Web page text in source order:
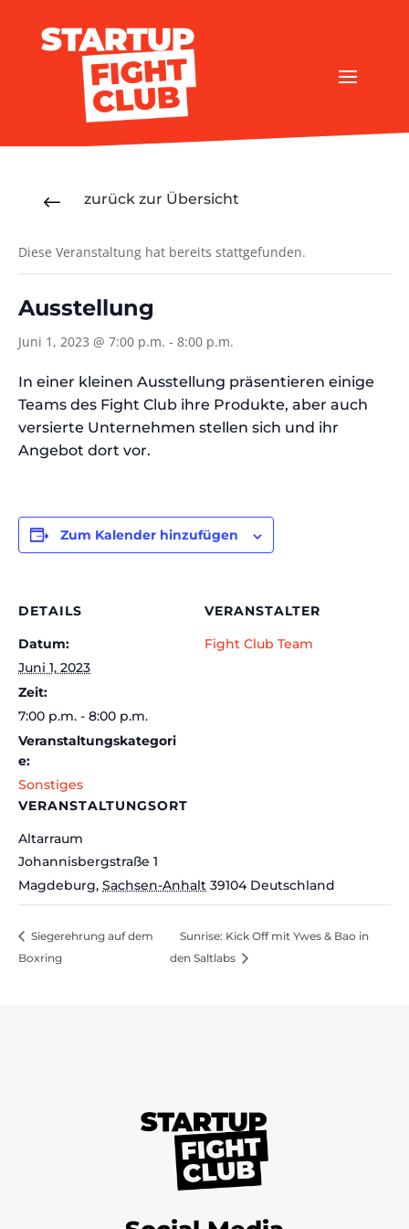
# zurück zur Übersicht
Diese Veranstaltung hat bereits stattgefunden.
Ausstellung
Juni 1, 2023 @ 7:00 p.m. - 8:00 p.m.
In einer kleinen Ausstellung präsentieren einige
Teams des Fight Club ihre Produkte, aber auch
versierte Unternehmen stellen sich und ihr
Angebot dort vor.
Zum Kalender hinzufügen
DETAILS
Datum:
Juni 1, 2023
Zeit:
7:00 p.m. - 8:00 p.m.
Veranstaltungskategori
e:
Sonstiges
VERANSTALTUNGSORT
Altarraum
Johannisbergstraße 1
Magdeburg, Sachsen-Anhalt 39104 Deutschland
VERANSTALTER
Fight Club Team
Siegerehrung auf dem
Boxring
Sunrise: Kick Off mit Ywes & Bao in
den Saltlabs